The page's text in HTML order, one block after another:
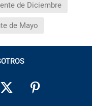
de Diciembre
de Mayo